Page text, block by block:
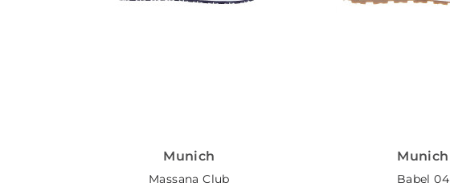
Munich
Massana Club
Munich
Babel 04